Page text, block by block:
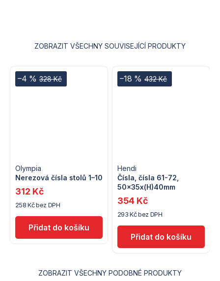
Nerezová čísla stolů 1–10
Olympia
258 Kč bez DPH
312 Kč
328 Kč
–4 %
Čísla, čísla 61-72,
50x35x(H)40mm
Hendi
293 Kč bez DPH
354 Kč
432 Kč
–18 %
ZOBRAZIT VŠECHNY PODOBNÉ PRODUKTY
ZOBRAZIT VŠECHNY SOUVISEJÍCÍ PRODUKTY